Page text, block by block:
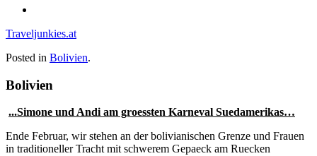
Traveljunkies.at
Posted in Bolivien.
Bolivien
...Simone und Andi am groessten Karneval Suedamerikas…
Ende Februar, wir stehen an der bolivianischen Grenze und Frauen
in traditioneller Tracht mit schwerem Gepaeck am Ruecken